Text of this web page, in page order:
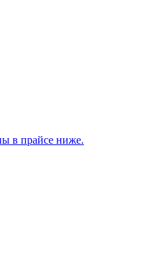
в прайсе ниже.